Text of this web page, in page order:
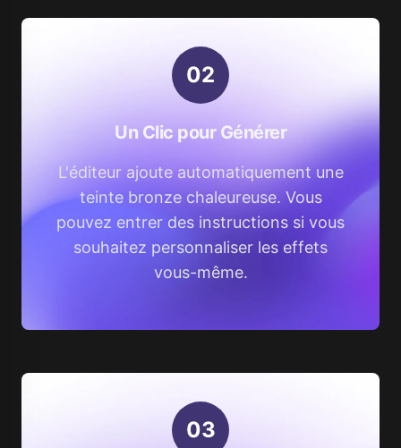
02
Un Clic pour Générer
L'éditeur ajoute automatiquement une
teinte bronze chaleureuse. Vous
pouvez entrer des instructions si vous
souhaitez personnaliser les effets
vous-même.
03